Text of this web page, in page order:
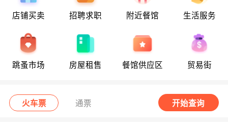
店铺买卖 招聘求职 附近餐馆 生活服务
跳蚤市场 房屋租售 餐馆供应区 贸易街
火车票 通票 开始查询